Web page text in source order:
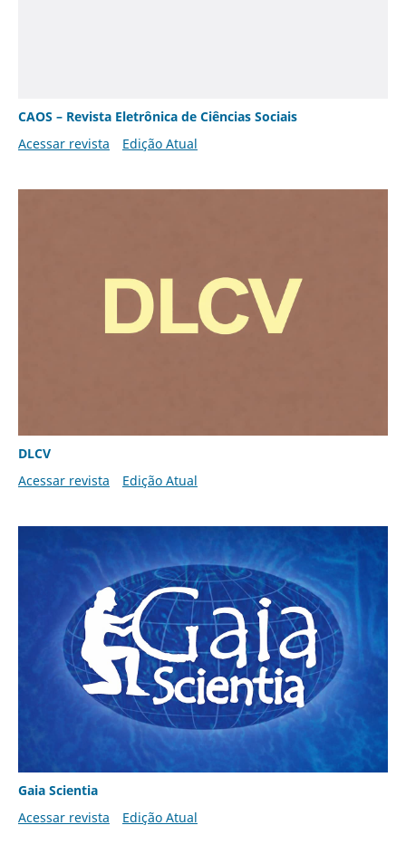
CAOS – Revista Eletrônica de Ciências Sociais
Acessar revista
Edição Atual
DLCV
Acessar revista
Edição Atual
Gaia Scientia
Acessar revista
Edição Atual